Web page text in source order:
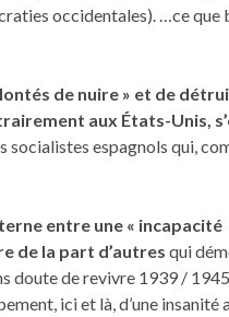
occidentales). …ce que
de nuire » et de
aux États-Unis,
espagnols qui,
entre une « incapacité
de la part d’autres qui
doute de revivre 1939 /
ici et là, d’une